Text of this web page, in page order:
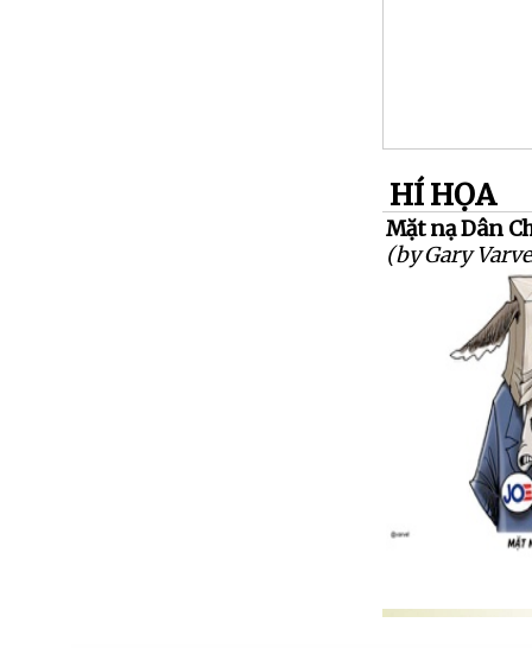
HÍ HỌA
Mặt nạ Dân
(by Gary